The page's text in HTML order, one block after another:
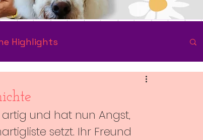
Highlights
und hat nun Angst,
setzt. Ihr Freund